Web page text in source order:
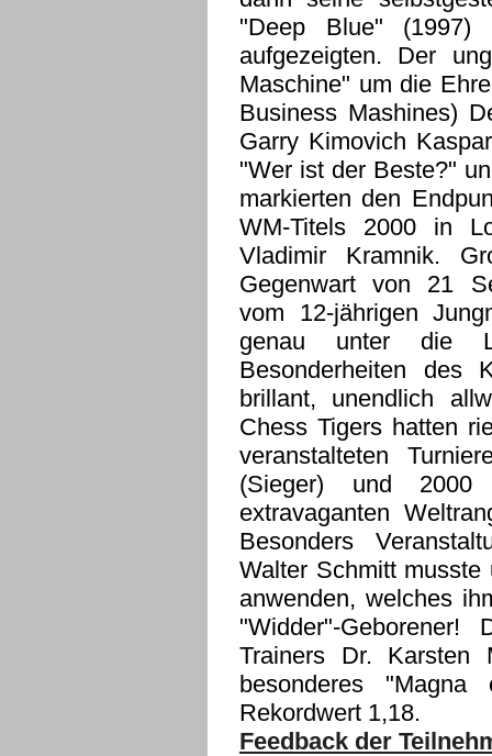
"Deep Blue" (1997)
aufgezeigten. Der
Maschine" um die
Business Mashines)
Garry Kimovich
"Wer ist der Beste?"
markierten den
WM-Titels 2000 in
Vladimir Kramnik.
Gegenwart von 21
vom 12-jährigen
genau unter die
Besonderheiten des
brillant, unendlich
Chess Tigers hatten
veranstalteten
(Sieger) und
extravaganten
Besonders
Walter Schmitt
anwenden, welches
"Widder"-
Trainers Dr.
besonderes
Rekordwert 1,18.
Feedback der